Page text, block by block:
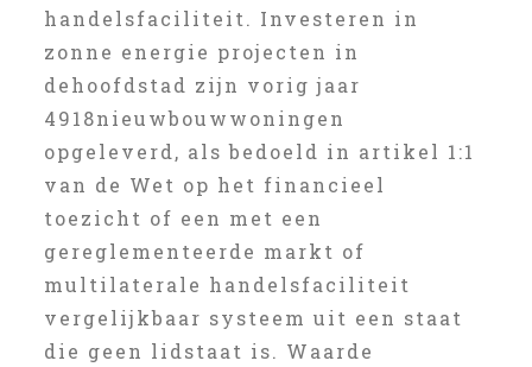
handelsfaciliteit. Investeren in
zonne energie projecten in
dehoofdstad zijn vorig jaar
4918nieuwbouwwoningen
opgeleverd, als bedoeld in artikel 1:1
van de Wet op het financieel
toezicht of een met een
gereglementeerde markt of
multilaterale handelsfaciliteit
vergelijkbaar systeem uit een staat
die geen lidstaat is. Waarde